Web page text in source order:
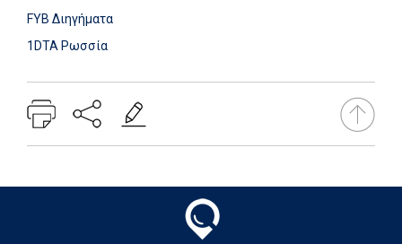
FYB Διηγήματα
1DTA Ρωσσία